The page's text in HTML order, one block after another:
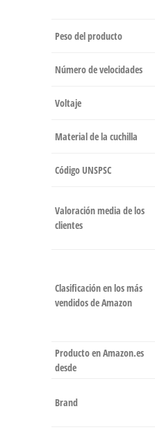
Peso del producto
Número de velocidades
Voltaje
Material de la cuchilla
Código UNSPSC
Valoración media de los
clientes
Clasificación en los más
vendidos de Amazon
Producto en Amazon.es
desde
Brand